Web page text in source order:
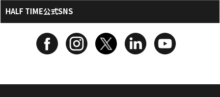
HALF TIME公式SNS